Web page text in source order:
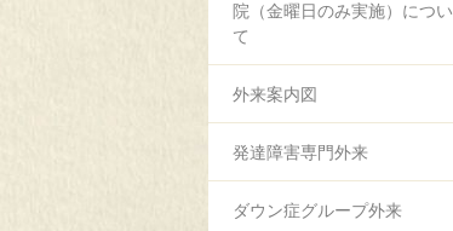
院（金曜日のみ実施）につい
て
外来案内図
発達障害専門外来
ダウン症グループ外来